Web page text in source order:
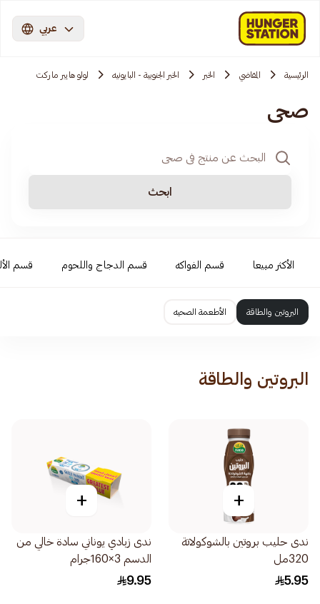
عربي
الرئيسية المقاضي الخبر الخبر الجنوبية - البايونيه لولو هايبر ماركت
صحي
ابحث
الأكثر مبيعا قسم الفواكه قسم الدجاج واللحوم قسم
البروتين والطاقة الأطعمة الصحيه
البروتين والطاقة
+
ندى حليب بروتين بالشوكولاتة
320مل
5.95
+
ندى زبادي يوناني سادة خالي من
الدسم 3×160جرام
9.95